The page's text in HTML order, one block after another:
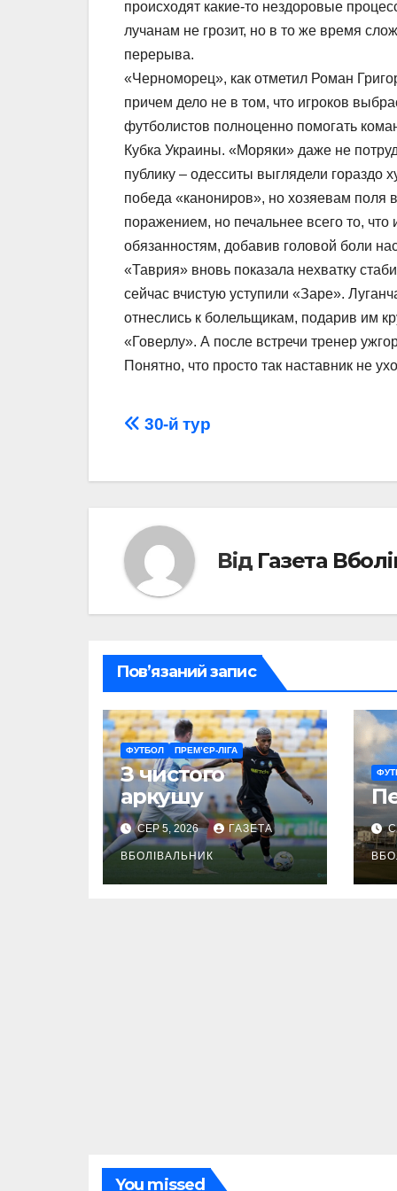
происходят какие-то нездоровые
лучанам не грозит, но в то же время
перерыва.
«Черноморец», как отметил Роман
причем дело не в том, что игроков
футболистов полноценно помогать
Кубка Украины. «Моряки» даже не
публику – одесситы выглядели
победа «канониров», но хозяевам
поражением, но печальнее всего то,
обязанностям, добавив головой боли
«Таврия» вновь показала нехватку
сейчас вчистую уступили «Заре».
отнеслись к болельщикам, подарив им
«Говерлу». А после встречи тренер
Понятно, что просто так наставник не
Навігація
30-й тур
Від Газета
Пов’язаний запис
ФУТБОЛ ПРЕМ’ЄР-ЛІГА
З чистого
аркушу
СЕР 5, 2026 ГАЗЕТА
ВБОЛІВАЛЬНИК
You missed